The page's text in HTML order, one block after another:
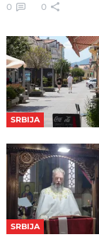
0 0
SRBIJA
SRBIJA